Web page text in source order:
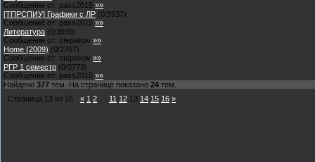
Сообщение от: pass2015 »»
[ТПРСПИУ] Графики с ЛР (0/3937)
Сообщение от: pass2015 »»
Литература (0/3939)
Сообщение от: stepakov »»
Home (2009) (0/2707)
Сообщение от: stepakov »»
РГР 1 семестр (0/3773)
Сообщение от: pass2015 »»
Найдено 377 тем. На странице показано 24 тем.
Страница 13 из 16 « 1 2 11 12 13 14 15 16 »